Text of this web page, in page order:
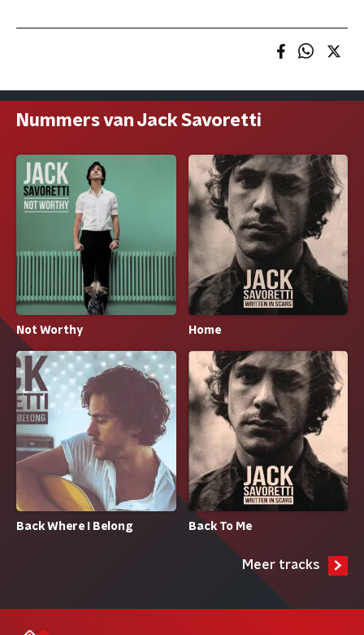
Nummers van Jack Savoretti
Not Worthy Home
Back Where I Belong Back To Me
Meer tracks